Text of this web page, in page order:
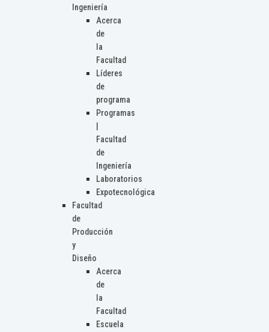
Ingeniería
Acerca
de
la
Facultad
Líderes
de
programa
Programas
Facultad
de
Ingeniería
Laboratorios
Expotecnológica
Facultad
de
Producción
y
Diseño
Acerca
de
la
Facultad
Escuela